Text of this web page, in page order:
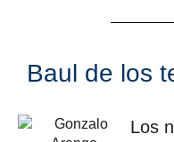
Baul de los
Los